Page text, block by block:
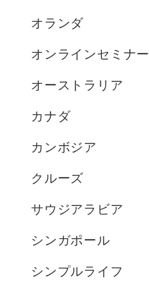
オランダ
オンラインセミナー
オーストラリア
カナダ
カンボジア
クルーズ
サウジアラビア
シンガポール
シンプルライフ